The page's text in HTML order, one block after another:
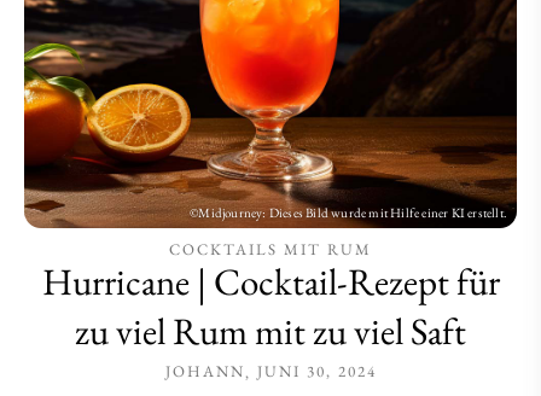
Rum
mit
zu
viel
Saft
Rum
mit
zu
viel
Saft
COCKTAILS MIT RUM
Hurricane | Cocktail-Rezept für
zu viel Rum mit zu viel Saft
JOHANN JUNI 30, 2024